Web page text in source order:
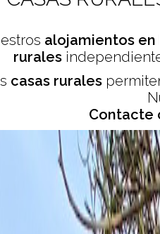
alojamientos en
rurales
casas rurales
Contacte